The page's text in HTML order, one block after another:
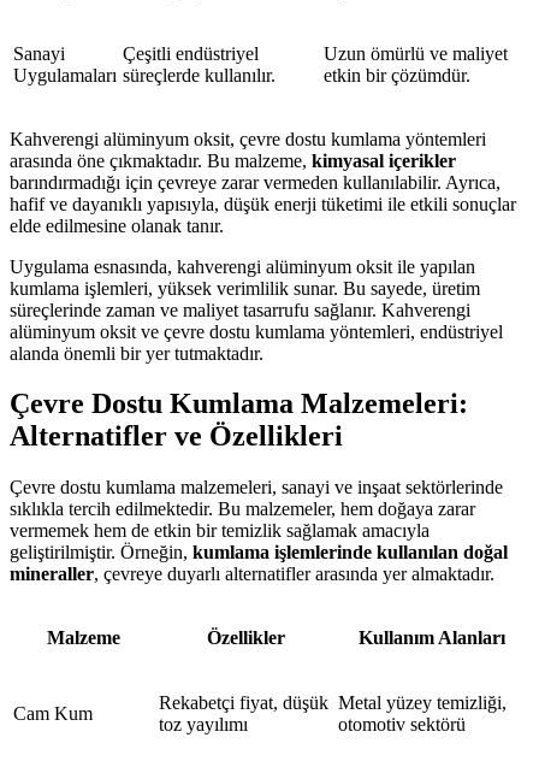
Sanayi
Uygulamaları
Çeşitli endüstriyel
süreçlerde kullanılır.
Uzun ömürlü ve maliyet
etkin bir çözümdür.
Kahverengi alüminyum oksit, çevre dostu kumlama yöntemleri
arasında öne çıkmaktadır. Bu malzeme, kimyasal içerikler
barındırmadığı için çevreye zarar vermeden kullanılabilir. Ayrıca,
hafif ve dayanıklı yapısıyla, düşük enerji tüketimi ile etkili sonuçlar
elde edilmesine olanak tanır.
Uygulama esnasında, kahverengi alüminyum oksit ile yapılan
kumlama işlemleri, yüksek verimlilik sunar. Bu sayede, üretim
süreçlerinde zaman ve maliyet tasarrufu sağlanır. Kahverengi
alüminyum oksit ve çevre dostu kumlama yöntemleri, endüstriyel
alanda önemli bir yer tutmaktadır.
Çevre Dostu Kumlama Malzemeleri:
Alternatifler ve Özellikleri
Çevre dostu kumlama malzemeleri, sanayi ve inşaat sektörlerinde
sıklıkla tercih edilmektedir. Bu malzemeler, hem doğaya zarar
vermemek hem de etkin bir temizlik sağlamak amacıyla
geliştirilmiştir. Örneğin, kumlama işlemlerinde kullanılan doğal
mineraller, çevreye duyarlı alternatifler arasında yer almaktadır.
Malzeme Özellikler Kullanım Alanları
Cam Kum
Rekabetçi fiyat, düşük
toz yayılımı
Metal yüzey temizliği,
otomotiv sektörü